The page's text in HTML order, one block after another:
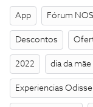
App Fórum NOS
Descontos
2022 dia da mãe
Experiencias